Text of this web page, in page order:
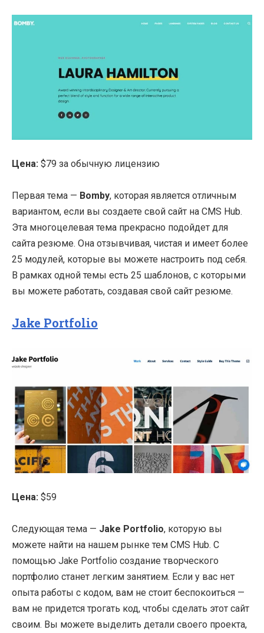
Цена: $79 за обычную лицензию
Первая тема — Bomby, которая является отличным
вариантом, если вы создаете свой сайт на CMS Hub.
Эта многоцелевая тема прекрасно подойдет для
сайта резюме. Она отзывчивая, чистая и имеет более
25 модулей, которые вы можете настроить под себя.
В рамках одной темы есть 25 шаблонов, с которыми
вы можете работать, создавая свой сайт резюме.
Jake Portfolio
Цена: $59
Следующая тема — Jake Portfolio, которую вы
можете найти на нашем рынке тем CMS Hub. С
помощью Jake Portfolio создание творческого
портфолио станет легким занятием. Если у вас нет
опыта работы с кодом, вам не стоит беспокоиться —
вам не придется трогать код, чтобы сделать этот сайт
своим. Вы можете выделить детали своего проекта,